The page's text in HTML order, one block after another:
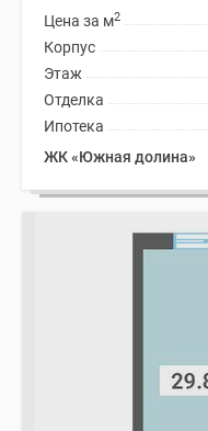
Цена за м2
Корпус
Этаж
Отделка
Ипотека
ЖК «Южная долина»